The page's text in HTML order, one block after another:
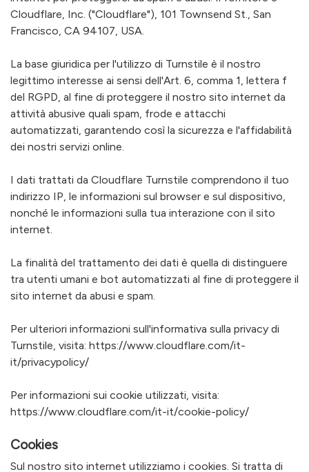
Cloudflare, Inc. ("Cloudflare"), 101 Townsend St., San
Francisco, CA 94107, USA.
La base giuridica per l'utilizzo di Turnstile è il nostro
legittimo interesse ai sensi dell'Art. 6, comma 1, lettera f
del RGPD, al fine di proteggere il nostro sito internet da
attività abusive quali spam, frode e attacchi
automatizzati, garantendo così la sicurezza e l'affidabilità
dei nostri servizi online.
I dati trattati da Cloudflare Turnstile comprendono il tuo
indirizzo IP, le informazioni sul browser e sul dispositivo,
nonché le informazioni sulla tua interazione con il sito
internet.
La finalità del trattamento dei dati è quella di distinguere
tra utenti umani e bot automatizzati al fine di proteggere il
sito internet da abusi e spam.
Per ulteriori informazioni sull'informativa sulla privacy di
Turnstile, visita: https://www.cloudflare.com/it-
it/privacypolicy/
Per informazioni sui cookie utilizzati, visita:
https://www.cloudflare.com/it-it/cookie-policy/
Cookies
Sul nostro sito internet utilizziamo i cookies. Si tratta di